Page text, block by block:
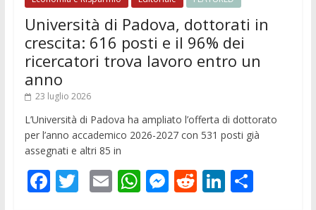
Università di Padova, dottorati in
crescita: 616 posti e il 96% dei
ricercatori trova lavoro entro un
anno
23 luglio 2026
L’Università di Padova ha ampliato l’offerta di dottorato
per l’anno accademico 2026-2027 con 531 posti già
assegnati e altri 85 in
F T E W M R Li C